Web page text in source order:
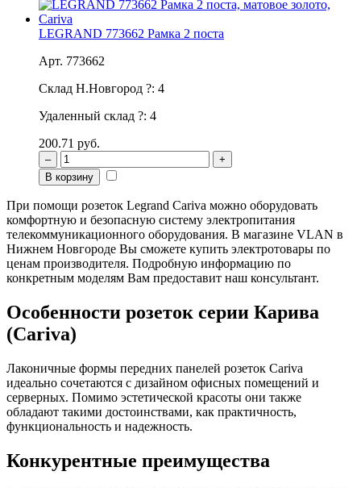
LEGRAND 773662 Рамка 2 поста
Арт. 773662
Склад Н.Новгород ?: 4
Удаленный склад ?: 4
200.71 руб.
–
+
В корзину
При помощи розеток Legrand Cariva можно оборудовать
комфортную и безопасную систему электропитания
телекоммуникационного оборудования. В магазине VLAN в
Нижнем Новгороде Вы сможете купить электротовары по
ценам производителя. Подробную информацию по
конкретным моделям Вам предоставит наш консультант.
Особенности розеток серии Карива
(Cariva)
Лаконичные формы передних панелей розеток Cariva
идеально сочетаются с дизайном офисных помещений и
серверных. Помимо эстетической красоты они также
обладают такими достоинствами, как практичность,
функциональность и надежность.
Конкурентные преимущества